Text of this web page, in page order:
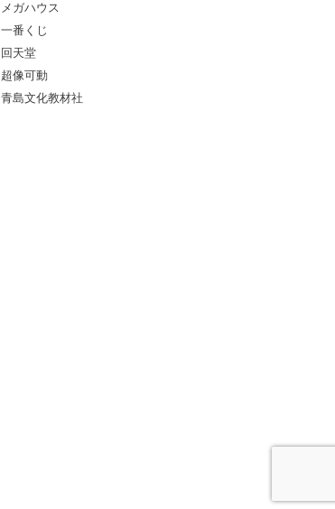
メガハウス
一番くじ
回天堂
超像可動
青島文化教材社